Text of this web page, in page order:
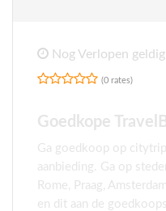
Nog Verlopen geldig
(0 rates)
Goedkope
Ga goedkoop op
aanbieding. Ga op
Rome, Praag,
en dit aan de